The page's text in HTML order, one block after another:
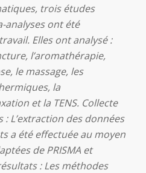
trois études
analyses ont été
Elles ont analysé :
l’aromathérapie,
le massage, les
la
et la TENS. Collecte
L’extraction des données
a été effectuée au moyen
de PRISMA et
: Les méthodes